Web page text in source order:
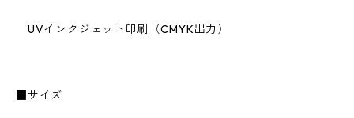
UVインクジェット印刷（CMYK出力）
■サイズ